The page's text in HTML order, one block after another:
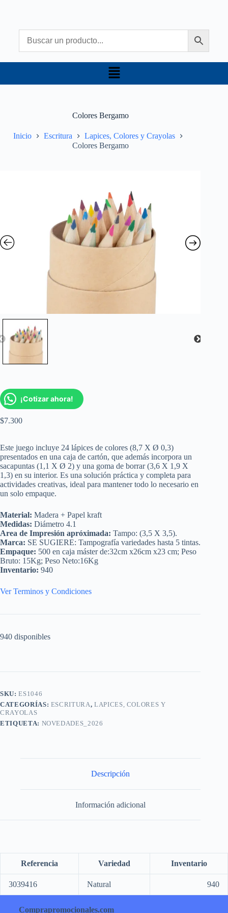
Colores Bergamo
Inicio Escritura
Lapices, Colores y Crayolas
Colores Bergamo
¡Cotizar ahora!
$7.300
Este juego incluye 24 lápices de colores (8,7 X Ø 0,3)
presentados en una caja de cartón, que además incorpora un
sacapuntas (1,1 X Ø 2) y una goma de borrar (3,6 X 1,9 X
1,3) en su interior. Es una solución práctica y completa para
actividades creativas, ideal para mantener todo lo necesario en
un solo empaque.
Material: Madera + Papel kraft
Medidas: Diámetro 4.1
Area de Impresión apróximada: Tampo: (3,5 X 3,5).
Marca: SE SUGIERE: Tampografía variedades hasta 5 tintas.
Empaque: 500 en caja máster de:32cm x26cm x23 cm; Peso
Bruto: 15Kg; Peso Neto:16Kg
Inventario: 940
Ver Terminos y Condiciones
940 disponibles
SKU:ES1046
CATEGORÍAS: ESCRITURA, LAPICES, COLORES Y
CRAYOLAS
ETIQUETA: NOVEDADES_2026
Descripción
Información adicional
Referencia Variedad Inventario
3039416 Natural 940
Comprapromocionales.com